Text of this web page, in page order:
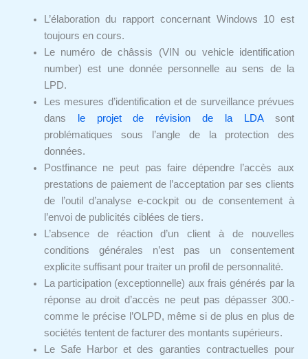
L’élaboration du rapport concernant Windows 10 est
toujours en cours.
Le numéro de châssis (VIN ou vehicle identification
number) est une donnée personnelle au sens de la
LPD.
Les mesures d’identification et de surveillance prévues
dans
le projet de révision de la LDAsont
problématiques sous l’angle de la protection des
données.
Postfinance ne peut pas faire dépendre l’accès aux
prestations de paiement de l’acceptation par ses clients
de l’outil d’analyse e-cockpit ou de consentement à
l’envoi de publicités ciblées de tiers.
L’absence de réaction d’un client à de nouvelles
conditions générales n’est pas un consentement
explicite suffisant pour traiter un profil de personnalité.
La participation (exceptionnelle) aux frais générés par la
réponse au droit d’accès ne peut pas dépasser 300.-
comme le précise l’OLPD, même si de plus en plus de
sociétés tentent de facturer des montants supérieurs.
Le Safe Harbor et des garanties contractuelles pour